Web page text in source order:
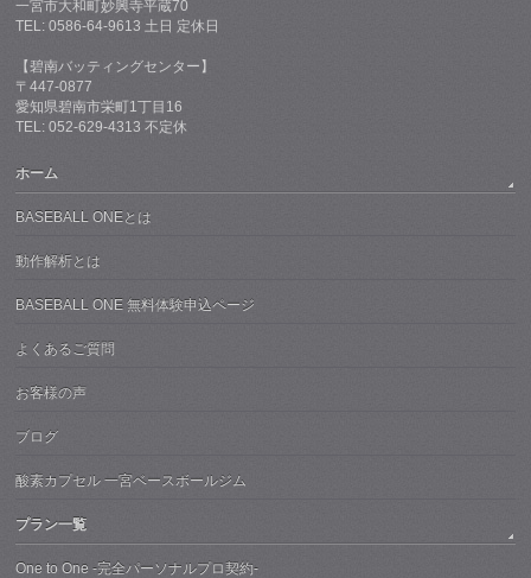
一宮市大和町妙興寺平蔵70
TEL: 0586-64-9613 土日 定休日
【碧南バッティングセンター】
〒447-0877
愛知県碧南市栄町1丁目16
TEL: 052-629-4313 不定休
ホーム
BASEBALL ONEとは
動作解析とは
BASEBALL ONE 無料体験申込ページ
よくあるご質問
お客様の声
ブログ
酸素カプセル 一宮ベースボールジム
プラン一覧
One to One -完全パーソナルプロ契約-